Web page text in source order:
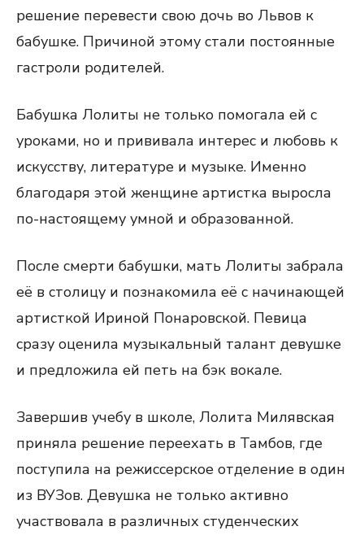
решение перевести свою дочь во Львов к
бабушке. Причиной этому стали постоянные
гастроли родителей.
Бабушка Лолиты не только помогала ей с
уроками, но и прививала интерес и любовь к
искусству, литературе и музыке. Именно
благодаря этой женщине артистка выросла
по-настоящему умной и образованной.
После смерти бабушки, мать Лолиты забрала
её в столицу и познакомила её с начинающей
артисткой Ириной Понаровской. Певица
сразу оценила музыкальный талант девушке
и предложила ей петь на бэк вокале.
Завершив учебу в школе, Лолита Милявская
приняла решение переехать в Тамбов, где
поступила на режиссерское отделение в один
из ВУЗов. Девушка не только активно
участвовала в различных студенческих